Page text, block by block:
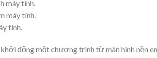
máy tính.
máy tính.
tính.
động một chương trình từ màn hình nền